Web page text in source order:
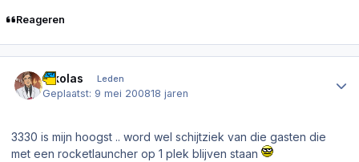
Reageren
nikolas Leden
Geplaatst: 9 mei 200818 jaren
3330 is mijn hoogst .. word wel schijtziek van die gasten die
met een rocketlauncher op 1 plek blijven staan